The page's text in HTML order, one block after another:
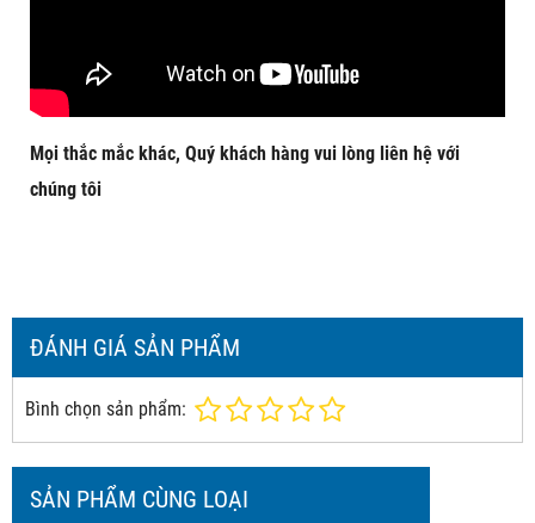
Mọi thắc mắc khác, Quý khách hàng vui lòng liên hệ với
chúng tôi
ĐÁNH GIÁ SẢN PHẨM
Bình chọn sản phẩm:
SẢN PHẨM CÙNG LOẠI